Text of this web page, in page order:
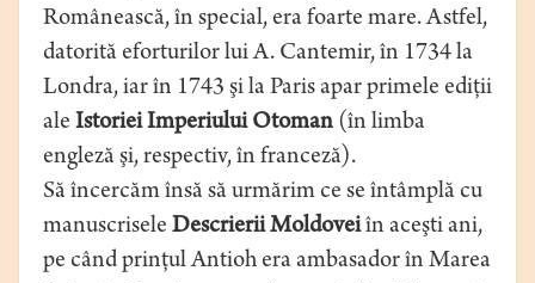
Românească, în special, era foarte mare. Astfel,
datorită eforturilor lui A. Cantemir, în 1734 la
Londra, iar în 1743 şi la Paris apar primele ediţii
ale Istoriei Imperiului Otoman (în limba
engleză şi, respectiv, în franceză).
Să încercăm însă să urmărim ce se întâmplă cu
manuscrisele Descrierii Moldoveiîn aceşti ani,
pe când prinţul Antioh era ambasador în Marea